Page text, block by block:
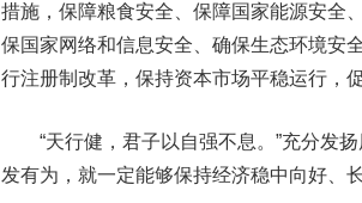
措施，保障粮食安全、保障国家能源安全
保国家网络和信息安全、确保生态环境安
行注册制改革，保持资本市场平稳运行，
“天行健，君子以自强不息。”充分发扬
发有为，就一定能够保持经济稳中向好、